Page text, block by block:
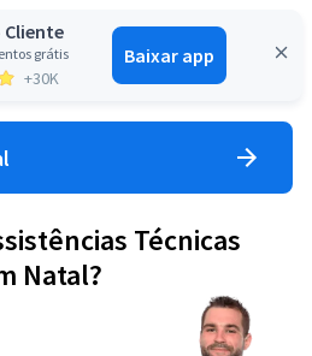
Cliente
grátis
+30K
Baixar app
Entrar
Técnicas
Natal?